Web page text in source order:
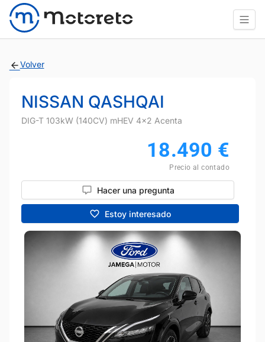
Volver
NISSAN QASHQAI
DIG-T 103kW (140CV) mHEV 4x2 Acenta
18.490 €
Precio al contado
Hacer una pregunta
Estoy interesado